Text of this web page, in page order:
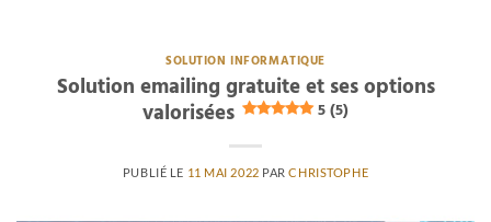
SOLUTION INFORMATIQUE
Solution emailing gratuite et ses options
valorisées
5 (5)
PUBLIÉ LE 11 MAI 2022 PARCHRISTOPHE